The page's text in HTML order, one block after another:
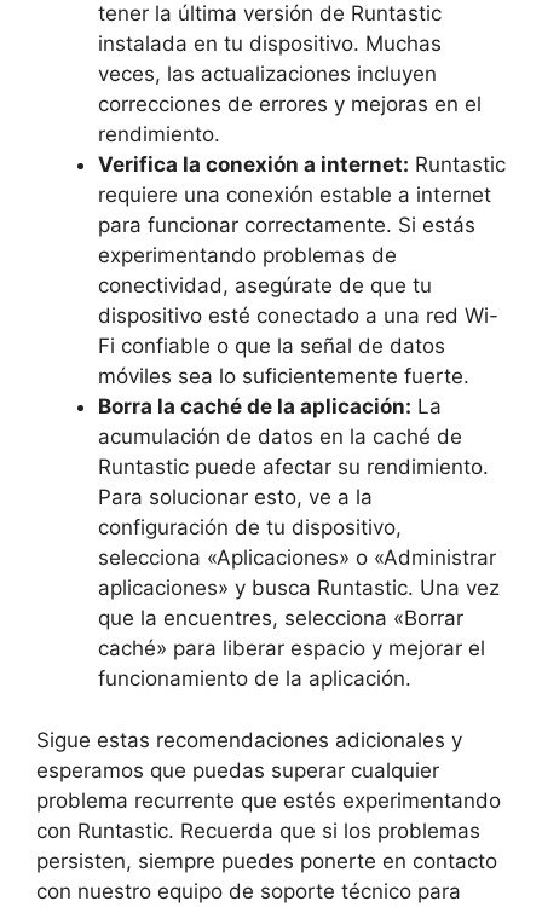
tener la última versión‌ de Runtastic
instalada en tu dispositivo. Muchas
veces,‍ las actualizaciones incluyen
correcciones de errores y mejoras en el
rendimiento.
Verifica la conexión a internet: Runtastic
requiere ⁢una conexión estable a internet
para ​funcionar correctamente. Si estás
experimentando problemas de
conectividad, asegúrate de ​que tu
dispositivo esté conectado a una red Wi-
Fi confiable o ⁢que la señal de datos
móviles sea lo suficientemente fuerte.
Borra la caché de la aplicación: La
acumulación de datos en la caché de
Runtastic puede afectar su rendimiento.
Para‍ solucionar esto, ve a la
configuración de tu dispositivo,
⁢selecciona «Aplicaciones» ​o «Administrar
aplicaciones» y ​busca Runtastic. Una vez⁤
que la encuentres, selecciona «Borrar
caché»​ para liberar espacio ⁤y mejorar el
funcionamiento de la⁤ aplicación.
Sigue estas recomendaciones adicionales y​
esperamos⁣ que puedas superar cualquier
problema recurrente que ⁣estés experimentando
con Runtastic. Recuerda que si los problemas
persisten,‍ siempre puedes ‌ponerte ‍en contacto
con nuestro equipo de​ soporte técnico para